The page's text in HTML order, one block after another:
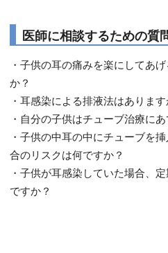
医師に相談するための質
・子供の耳の痛みを楽にしてあ
か？
・耳感染による排液法はあります
・自分の子供はチューブ治療に
・子供の中耳の中にチューブを
合のリスクは何ですか？
・子供が耳感染していた場合、
ですか？